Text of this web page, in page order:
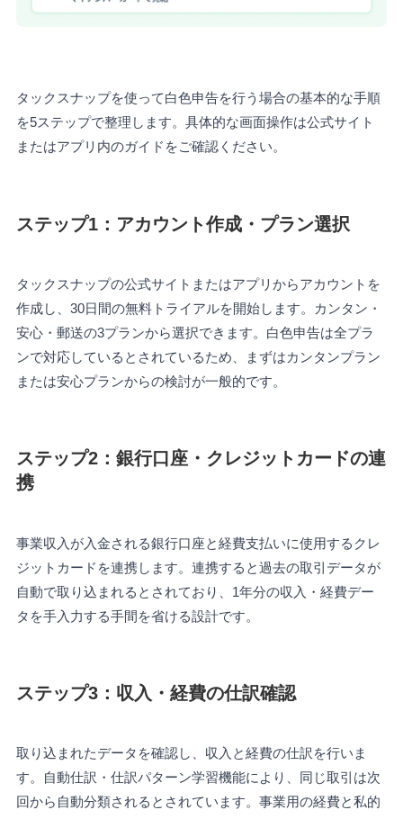
タックスナップを使って白色申告を行う場合の基本的な手順
を5ステップで整理します。具体的な画面操作は公式サイト
またはアプリ内のガイドをご確認ください。
ステップ1：アカウント作成・プラン選択
タックスナップの公式サイトまたはアプリからアカウントを
作成し、30日間の無料トライアルを開始します。カンタン・
安心・郵送の3プランから選択できます。白色申告は全プラ
ンで対応しているとされているため、まずはカンタンプラン
または安心プランからの検討が一般的です。
ステップ2：銀行口座・クレジットカードの連
携
事業収入が入金される銀行口座と経費支払いに使用するクレ
ジットカードを連携します。連携すると過去の取引データが
自動で取り込まれるとされており、1年分の収入・経費デー
タを手入力する手間を省ける設計です。
ステップ3：収入・経費の仕訳確認
取り込まれたデータを確認し、収入と経費の仕訳を行いま
す。自動仕訳・仕訳パターン学習機能により、同じ取引は次
回から自動分類されるとされています。事業用の経費と私的